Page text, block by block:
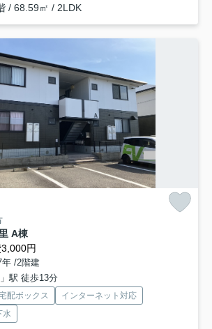
/ 68.59㎡ / 2LDK
A棟
円
/2階建
駅 徒歩13分
配ボックス
インターネット対応
水